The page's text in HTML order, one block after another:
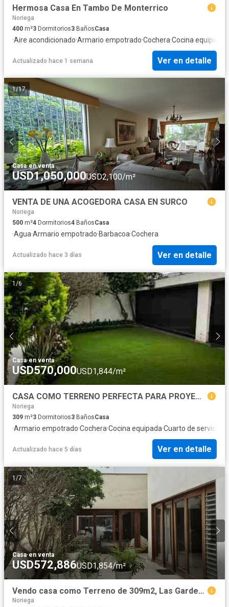
Hermosa Casa En Tambo De Monterrico
Noriega
400 m²3 Dormitorios3 BañosCasa
·Aire acondicionado·Armario empotrado·Cochera·Cocina equipada
Actualizado hace 1 semana Ver en detalle
1/17
Casa·en venta
USD1,050,000USD2,100/m²
VENTA DE UNA ACOGEDORA CASA EN SURCO
Noriega
500 m²4 Dormitorios4 BañosCasa
·Agua·Armario empotrado·Barbacoa·Cochera
Actualizado hace 3 días Ver en detalle
1 /6
Casa·en venta
USD570,000USD1,844/m²
CASA COMO TERRENO PERFECTA PARA PROYECTO O VIVIENDA
Noriega
309 m²3 Dormitorios3 BañosCasa
·Armario empotrado·Cochera·Cocina equipada·Cuarto de servicio
Actualizado hace 5 días Ver en detalle
1 /7
Casa·en venta
USD572,886USD1,854/m²
Vendo casa como Terreno de 309m2, Las Gardenias, Surco
Noriega